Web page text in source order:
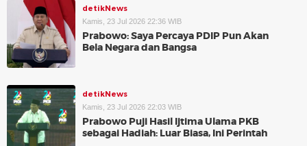
detikNews
Kamis, 23 Jul 2026 22:36 WIB
Prabowo: Saya Percaya PDIP Pun Akan
Bela Negara dan Bangsa
detikNews
Kamis, 23 Jul 2026 22:03 WIB
Prabowo Puji Hasil Ijtima Ulama PKB
sebagai Hadiah: Luar Biasa, Ini Perintah